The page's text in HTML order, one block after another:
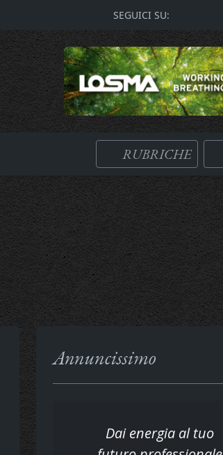
SEGUICI SU:
RUBRICHE
Annuncissimo
Dai energia al tuo